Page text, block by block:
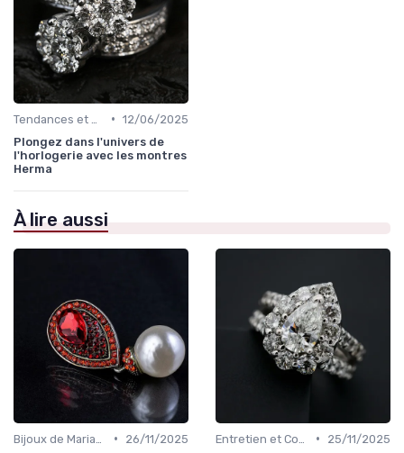
• 12/06/2025
Plongez dans l'univers de
l'horlogerie avec les montres
Herma
À lire aussi
•
26/11/2025
•
25/11/2025